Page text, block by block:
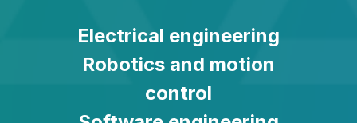
Electrical engineering
Robotics and motion
control